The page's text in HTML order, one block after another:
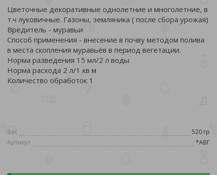
Цветочные декоративные однолетние и многолетние, в
т.ч луковичные. Газоны, земляника ( после сбора урожая)
Вредитель - муравьи
Способ применения - внесение в почву методом полива
в места скопления муравьёв в период вегетации.
Норма разведения 15 мл/2 л воды
Норма расхода 2 л/1 кв м
Количество обработок 1
Вес
520 гр
Артикул
*АВГ